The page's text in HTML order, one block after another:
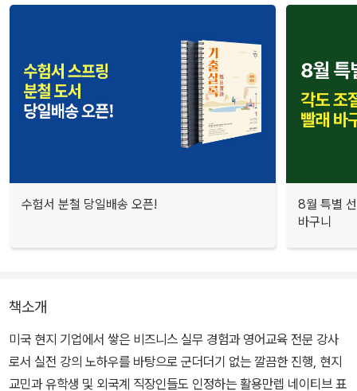
수험서 분철 당일배송 오픈!
8월 특별
바구니
책소개
미국 현지 기업에서 쌓은 비즈니스 실무 경험과 영어교육 전문 강사
로서 실전 강의 노하우를 바탕으로 군더더기 없는 깔끔한 진행, 현지
교민과 유학생 및 외국계 직장인들도 인정하는 활용만렙 네이티브 표